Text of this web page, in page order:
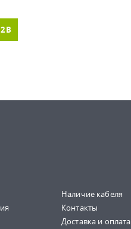
Наличие кабеля
Контакты
Доставка и оплата